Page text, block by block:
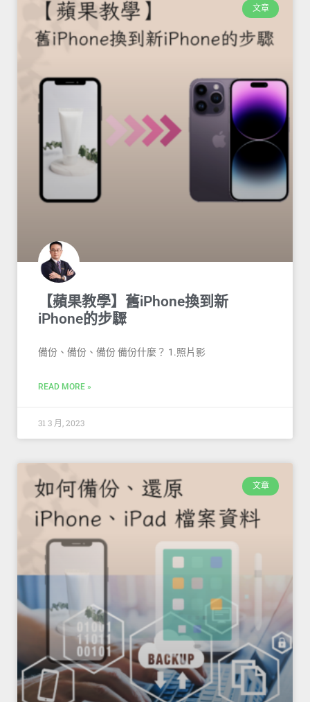
文章
【蘋果教學】舊iPhone換到新
iPhone的步驟
備份、備份、備份 備份什麼？ 1.照片影
READ MORE »
31 3 月, 2023
文章